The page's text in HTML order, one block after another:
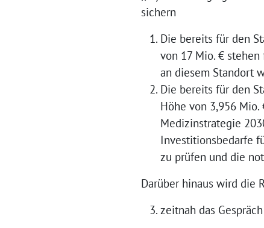
sichern
Die bereits für den
von 17 Mio. €
an diesem Standort
Die bereits für den
Höhe von 3,956
Medizinstrategie
Investitionsbedarfe
zu prüfen und die
Darüber hinaus wird die
zeitnah das